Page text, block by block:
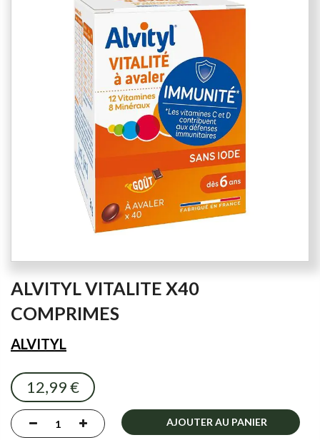
to
beginning
of
the
images
gallery
ALVITYL VITALITE X40
COMPRIMES
ALVITYL
12,99 €
AJOUTER AU PANIER